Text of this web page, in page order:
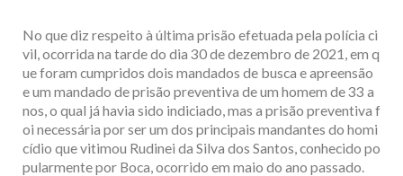
No que diz respeito à última prisão efetuada pela polícia ci
vil, ocorrida na tarde do dia 30 de dezembro de 2021, em q
ue foram cumpridos dois mandados de busca e apreensão
e um mandado de prisão preventiva de um homem de 33 a
nos, o qual já havia sido indiciado, mas a prisão preventiva f
oi necessária por ser um dos principais mandantes do homi
cídio que vitimou Rudinei da Silva dos Santos, conhecido po
pularmente por Boca, ocorrido em maio do ano passado.